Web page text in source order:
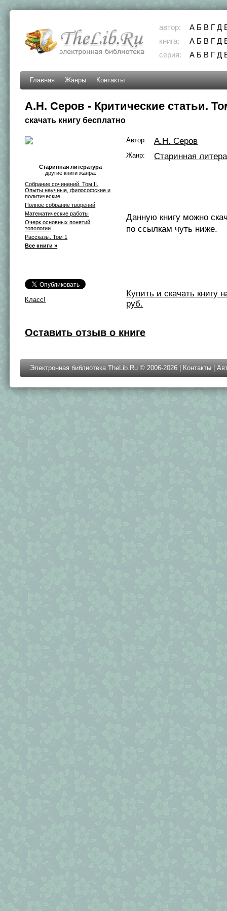
автор: А Б В Г Д
книга:
А Б В Г Д
серия:
А Б В Г Д
Главная Жанры Контакты
А.Н. Серов - Критические статьи.
скачать книгу бесплатно
Старинная литература
другие книги жанра:
Собрание сочинений. Том II.
Опыты научные, философские и
политические
Полное собрание творений
Математические работы
Очерк основных понятий
топологии
Рассказы. Том 1
Все книги »
Класс!
Автор: А.Н. Серов
Жанр: Старинная
Данную книгу можно
по ссылкам чуть ниже.
Купить и скачать книгу
руб.
Оставить отзыв о книге
Электронная библиотека TheLib.Ru © 2006-2026 | Контакты |